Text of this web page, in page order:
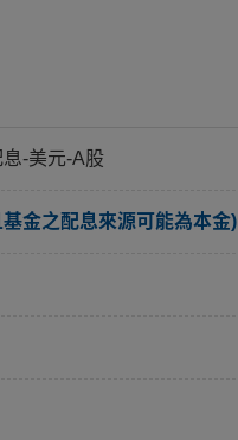
-美元-A股
金之配息來源可能為本金)